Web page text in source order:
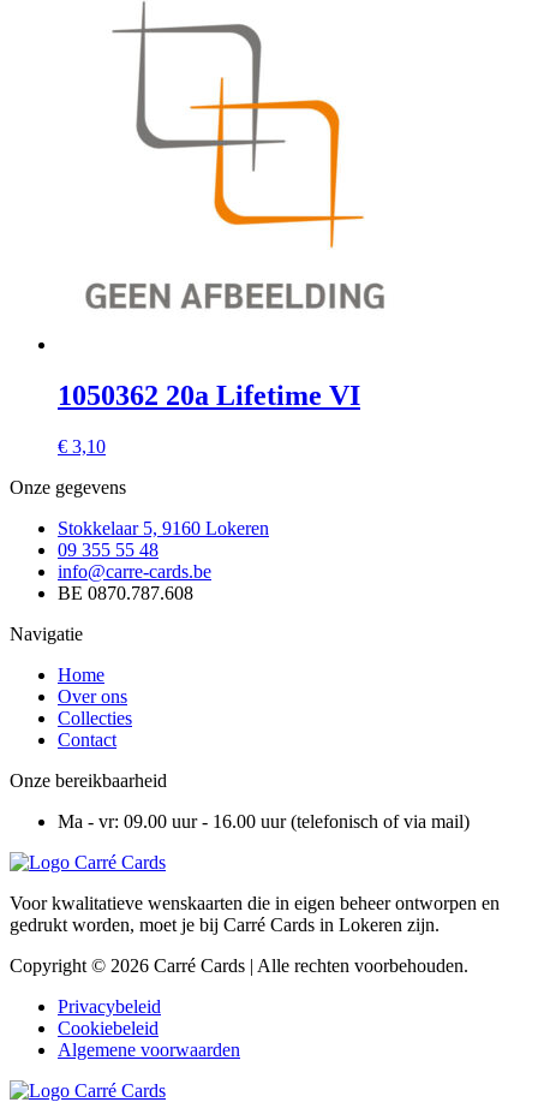
1050362 20a Lifetime VI
€ 3,10
Onze gegevens
Stokkelaar 5, 9160 Lokeren
09 355 55 48
info@carre-cards.be
BE 0870.787.608
Navigatie
Home
Over ons
Collecties
Contact
Onze bereikbaarheid
Ma - vr: 09.00 uur - 16.00 uur (telefonisch of via mail)
Voor kwalitatieve wenskaarten die in eigen beheer ontworpen en
gedrukt worden, moet je bij Carré Cards in Lokeren zijn.
Copyright © 2026 Carré Cards | Alle rechten voorbehouden.
Privacybeleid
Cookiebeleid
Algemene voorwaarden